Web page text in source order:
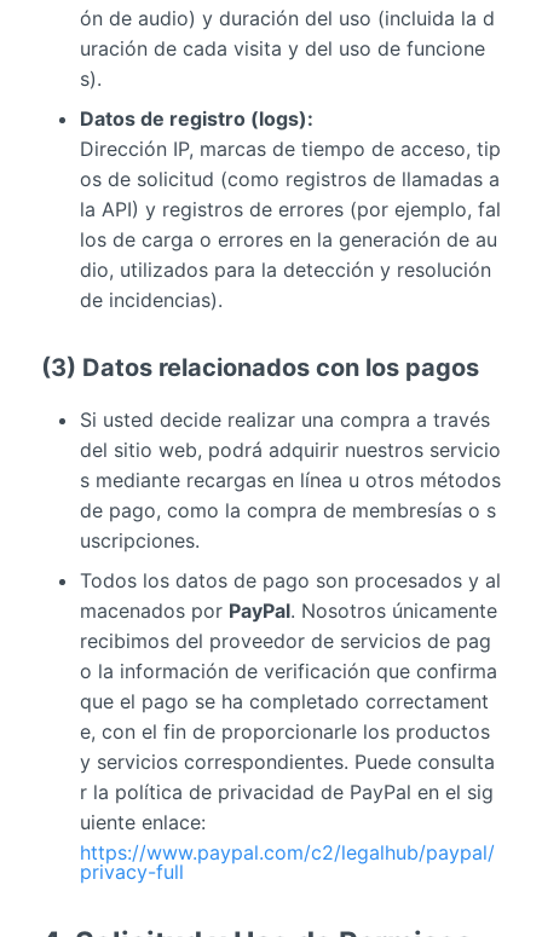
ón de audio) y duración del uso (incluida la d
uración de cada visita y del uso de funcione
s).
Datos de registro (logs):
Dirección IP, marcas de tiempo de acceso, tip
os de solicitud (como registros de llamadas a
la API) y registros de errores (por ejemplo, fal
los de carga o errores en la generación de au
dio, utilizados para la detección y resolución
de incidencias).
(3) Datos relacionados con los pagos
Si usted decide realizar una compra a través
del sitio web, podrá adquirir nuestros servicio
s mediante recargas en línea u otros métodos
de pago, como la compra de membresías o s
uscripciones.
Todos los datos de pago son procesados y al
macenados por PayPal. Nosotros únicamente
recibimos del proveedor de servicios de pag
o la información de verificación que confirma
que el pago se ha completado correctament
e, con el fin de proporcionarle los productos
y servicios correspondientes. Puede consulta
r la política de privacidad de PayPal en el sig
uiente enlace:
https://www.paypal.com/c2/legalhub/paypal/
privacy-full